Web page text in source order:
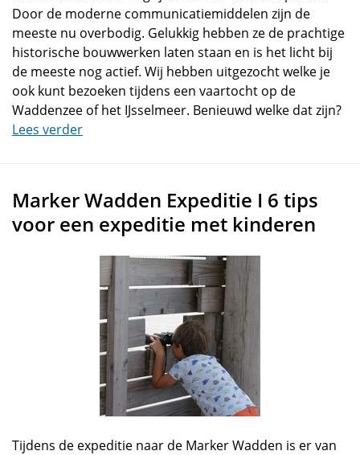
Door de moderne communicatiemiddelen zijn de
meeste nu overbodig. Gelukkig hebben ze de prachtige
historische bouwwerken laten staan en is het licht bij
de meeste nog actief. Wij hebben uitgezocht welke je
ook kunt bezoeken tijdens een vaartocht op de
Waddenzee of het IJsselmeer. Benieuwd welke dat zijn?
Lees verder
Marker Wadden Expeditie I 6 tips
voor een expeditie met kinderen
Tijdens de expeditie naar de Marker Wadden is er van